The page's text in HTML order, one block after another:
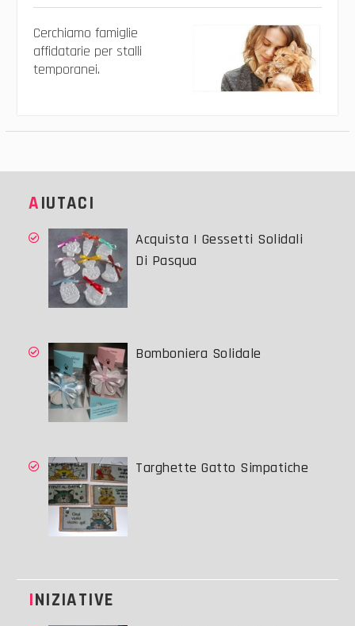
Cerchiamo famiglie
affidatarie per stalli
temporanei.
AIUTACI
Acquista I Gessetti Solidali
Di Pasqua
Bomboniera Solidale
Targhette Gatto Simpatiche
INIZIATIVE